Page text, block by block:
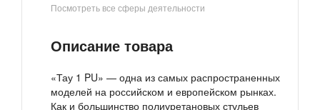
Мебель Лабораторная мебель
Посмотреть все сферы деятельности
Описание товара
«Тау 1 PU» — одна из самых распространенных
моделей на российском и европейском рынках.
Как и большинство полиуретановых стульев